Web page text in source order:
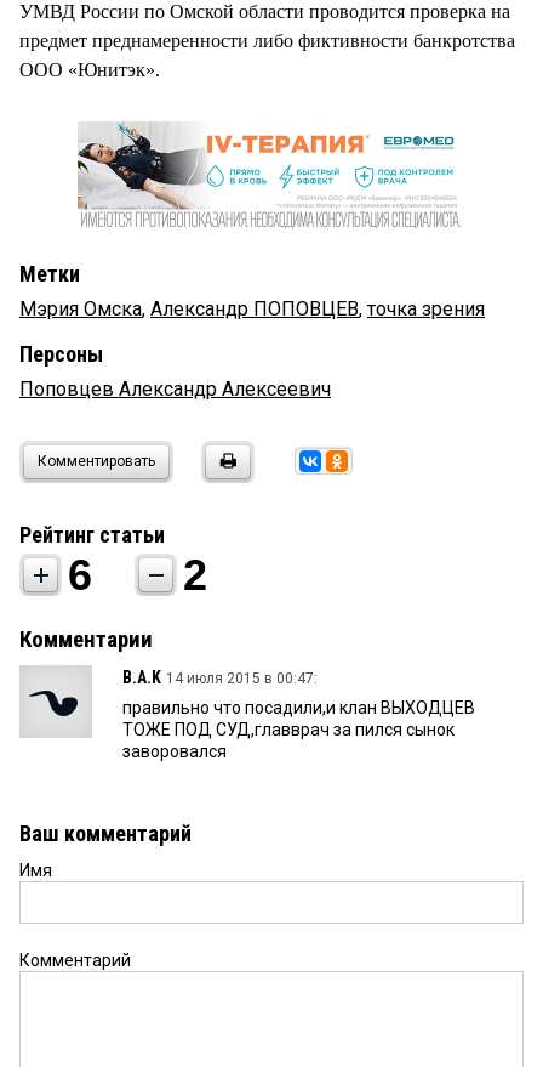
УМВД России по Омской области проводится проверка на
предмет преднамеренности либо фиктивности банкротства
ООО «Юнитэк».
Метки
Мэрия Омска, Александр ПОПОВЦЕВ,точка зрения
Персоны
Поповцев Александр Алексеевич
Комментировать
Рейтинг статьи
6 2
Комментарии
B.A.K 14 июля 2015 в 00:47:
правильно что посадили,и клан ВЫХОДЦЕВ
ТОЖЕ ПОД СУД,главврач за пился сынок
заворовался
Ваш комментарий
Имя
Комментарий